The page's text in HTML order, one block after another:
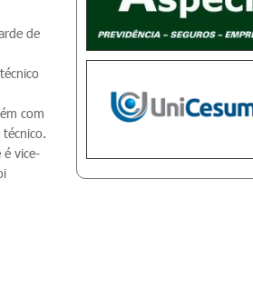
de
com
é vice-